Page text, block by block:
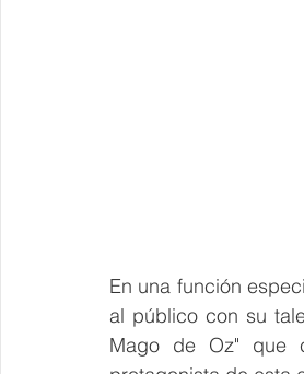
En una función
al público con su
Mago de Oz" que